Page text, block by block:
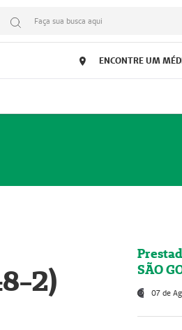
Faça sua busca aqui
ENCONTRE UM
2)
SÃO
07 de